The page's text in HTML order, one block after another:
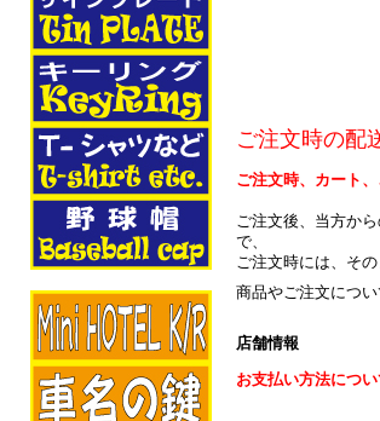
ご注文時の配
ご注文時、カート
ご注文後、当方か
で、
ご注文時には、そ
商品やご注文につ
店舗情報
お支払い方法につい